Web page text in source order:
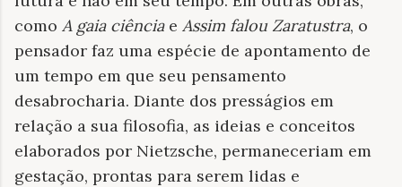
como A gaia ciênciae Assim falou Zaratustra, o
pensador faz uma espécie de apontamento de
um tempo em que seu pensamento
desabrocharia. Diante dos presságios em
relação a sua filosofia, as ideias e conceitos
elaborados por Nietzsche, permaneceriam em
gestação, prontas para serem lidas e